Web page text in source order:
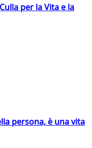
per la Vita e la
persona, è una vita